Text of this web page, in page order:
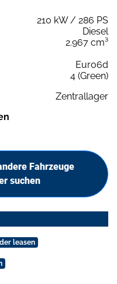
210 kW / 286 PS
Diesel
2.967 cm³
Euro6d
4 (Green)
Zentrallager
Fahrzeuge
suchen
leasen